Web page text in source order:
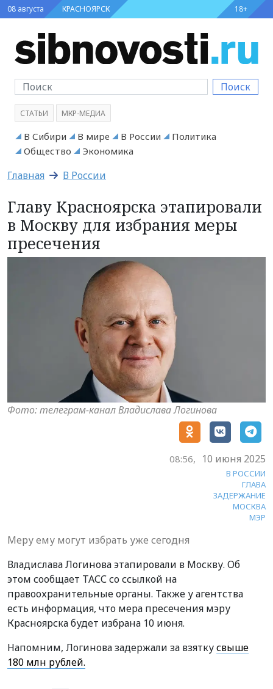
08 августа КРАСНОЯРСК 18+
Поиск
СТАТЬИ МКР-МЕДИА
В Сибири В мире В России
Политика
Общество
Экономика
Главная В России
Главу Красноярска этапировали
в Москву для избрания меры
пресечения
Фото: телеграм-канал Владислава Логинова
08:56, 10 июня 2025
В РОССИИ
ГЛАВА
ЗАДЕРЖАНИЕ
МОСКВА
МЭР
Меру ему могут избрать уже сегодня
Владислава Логинова этапировали в Москву. Об
этом сообщает ТАСС со ссылкой на
правоохранительные органы. Также у агентства
есть информация, что мера пресечения мэру
Красноярска будет избрана 10 июня.
Напомним, Логинова задержали за взяткусвыше
180 млн рублей.